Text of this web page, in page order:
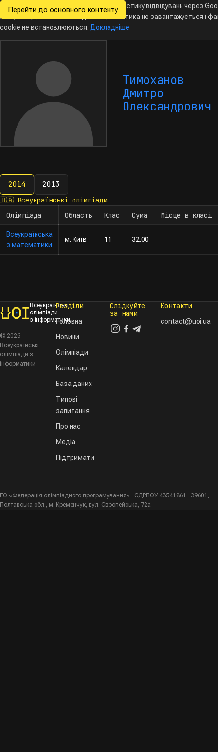
Перейти до основного контенту
Всеукраїнські
з інформатики
НовиниОлімпіадиКалендарБаза даних
Тимоханов
Дмитро
Олександрович
2014 2013
2014
🇺🇦 Всеукраїнські олімпіади
Олімпіада
Область Клас Сума Місце в класі
Всеукраїнська
з математики
м. Київ 11 32.00
Всеукраїнські
олімпіади
з інформатики
© 2026
Всеукраїнські
олімпіади з
інформатики
Розділи
Головна
Новини
Олімпіади
Календар
База даних
Типові
запитання
Про нас
Медіа
Підтримати
Слідкуйте
за нами
Контакти
contact@uoi.ua
ГО «Федерація олімпіадного програмування» · ЄДРПОУ 43541861 · 39601,
Полтавська обл., м. Кременчук, вул. Європейська, 72а
Ми хочемо збирати знеособлену статистику відвідувань через
Analytics. Доки ви не погодитесь, аналітика не завантажується і
cookie не встановлюються. Докладніше